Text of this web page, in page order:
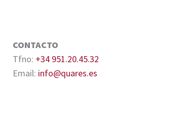
CONTACTO
Tfno: +34 951.20.45.32
Email: info@quares.es